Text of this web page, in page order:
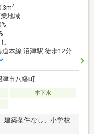
2
地域
道本線 沼津駅 徒歩12分
津市八幡町
本下水
建築条件なし、小学校